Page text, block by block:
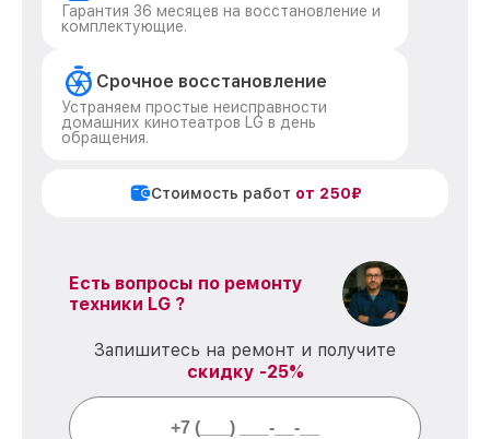
Гарантия 36 месяцев на восстановление и
комплектующие.
Срочное восстановление
Устраняем простые неисправности
домашних кинотеатров LG в день
обращения.
Стоимость работ от 250₽
Есть вопросы по ремонту
техники LG ?
Запишитесь на ремонт и получите
скидку -25%